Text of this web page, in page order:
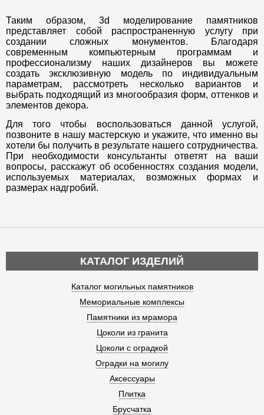
Таким образом, 3d моделирование памятников
представляет собой распространенную услугу при
создании сложных монументов. Благодаря
современным компьютерным программам и
профессионализму наших дизайнеров вы можете
создать эксклюзивную модель по индивидуальным
параметрам, рассмотреть несколько вариантов и
выбрать подходящий из многообразия форм, оттенков и
элементов декора.
Для того чтобы воспользоваться данной услугой,
позвоните в нашу мастерскую и укажите, что именно вы
хотели бы получить в результате нашего сотрудничества.
При необходимости консультанты ответят на ваши
вопросы, расскажут об особенностях создания модели,
используемых материалах, возможных формах и
размерах надгробий.
КАТАЛОГ ИЗДЕЛИЙ
Каталог могильных памятников
Мемориальные комплексы
Памятники из мрамора
Цоколи из гранита
Цоколи с оградкой
Оградки на могилу
Аксессуары
Плитка
Брусчатка